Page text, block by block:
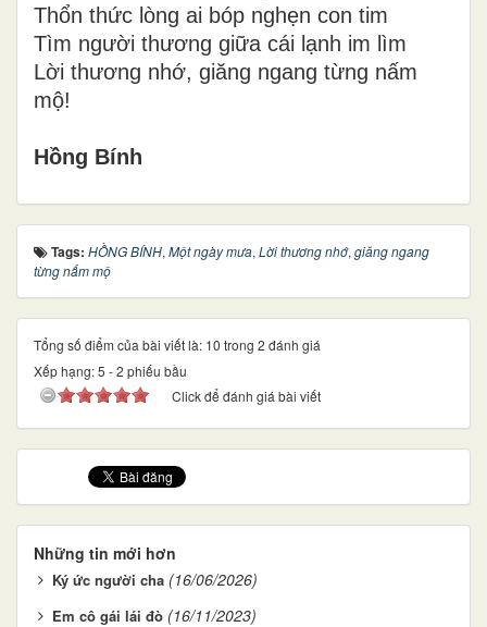
Thổn thức lòng ai bóp nghẹn con tim
Tìm người thương giữa cái lạnh im lìm
Lời thương nhớ, giăng ngang từng nấm
mộ!
Hồng Bính
Tags: HỒNG BÍNH, Một ngày mưa, Lời thương nhớ, giăng ngang
từng nấm mộ
Tổng số điểm của bài viết là: 10 trong 2 đánh giá
Xếp hạng:5 -2 phiếu bầu
Click để đánh giá bài viết
Những tin mới hơn
Ký ức người cha (16/06/2026)
Em cô gái lái đò (16/11/2023)